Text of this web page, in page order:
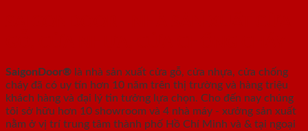
SaigonDoor® là nhà sản xuất cửa gỗ, cửa nhựa, cửa chống
cháy đã có uy tín hơn 10 năm trên thị trường và hàng triệu
khách hàng và đại lý tin tưởng lựa chọn. Cho đến nay chúng
tôi sở hữu hơn 10 showroom và 4 nhà máy - xưởng sản xuất
nằm ở vị trí trung tâm thành phố Hồ Chí Minh và & tại ngoại